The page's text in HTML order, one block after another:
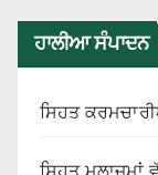
ਹਾਲੀਆ ਸੰਪਾਦਨ
ਸਿਹਤ
ਸਿਹਤ ਮੁਲਾਜ਼ਮਾਂ